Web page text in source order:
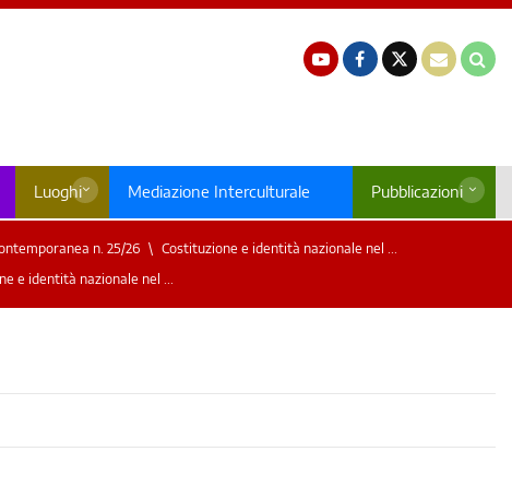
Luoghi Mediazione Interculturale Pubblicazioni
n. 25/26
Costituzione e identità nazionale nel ...
e identità nazionale nel ...